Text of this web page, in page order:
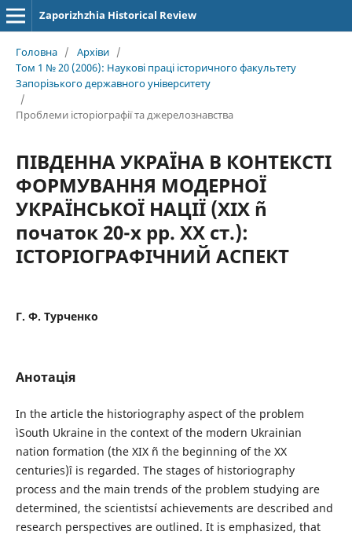
Zaporizhzhia Historical Review
Головна / Архіви /
Том 1 № 20 (2006): Наукові праці історичного факультету
Запорізького державного університету
/
Проблеми історіографії та джерелознавства
ПІВДЕННА УКРАЇНА В КОНТЕКСТІ
ФОРМУВАННЯ МОДЕРНОЇ
УКРАЇНСЬКОЇ НАЦІЇ (ХІХ ñ
початок 20-х рр. ХХ ст.):
ІСТОРІОГРАФІЧНИЙ АСПЕКТ
Г. Ф. Турченко
Анотація
In the article the historiography aspect of the problem
ìSouth Ukraine in the context of the modern Ukrainian
nation formation (the XIX ñ the beginning of the XX
centuries)î is regarded. The stages of historiography
process and the main trends of the problem studying are
determined, the scientistsí achievements are described and
research perspectives are outlined. It is emphasized, that